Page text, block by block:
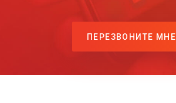
ПЕРЕЗВОНИТЕ МНЕ